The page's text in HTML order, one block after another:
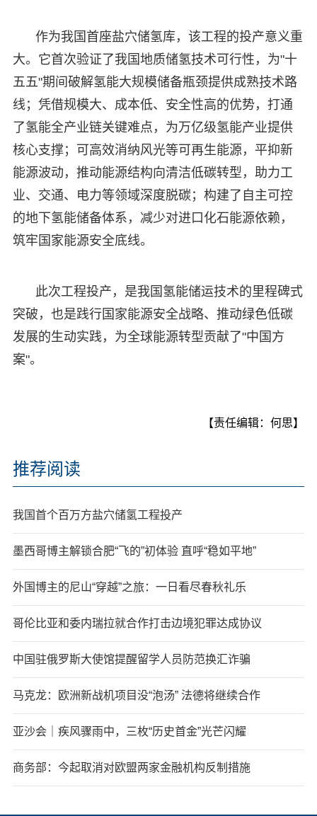
作为我国首座盐穴储氢库，该工程的投产意义重
大。它首次验证了我国地质储氢技术可行性，为"十
五五"期间破解氢能大规模储备瓶颈提供成熟技术路
线；凭借规模大、成本低、安全性高的优势，打通
了氢能全产业链关键难点，为万亿级氢能产业提供
核心支撑；可高效消纳风光等可再生能源，平抑新
能源波动，推动能源结构向清洁低碳转型，助力工
业、交通、电力等领域深度脱碳；构建了自主可控
的地下氢能储备体系，减少对进口化石能源依赖，
筑牢国家能源安全底线。
此次工程投产，是我国氢能储运技术的里程碑式
突破，也是践行国家能源安全战略、推动绿色低碳
发展的生动实践，为全球能源转型贡献了"中国方
案"。
【责任编辑：何思】
推荐阅读
我国首个百万方盐穴储氢工程投产
墨西哥博主解锁合肥“飞的”初体验 直呼“稳如平地”
外国博主的尼山“穿越”之旅：一日看尽春秋礼乐
哥伦比亚和委内瑞拉就合作打击边境犯罪达成协议
中国驻俄罗斯大使馆提醒留学人员防范换汇诈骗
马克龙：欧洲新战机项目没“泡汤” 法德将继续合作
亚沙会｜疾风骤雨中，三枚“历史首金”光芒闪耀
商务部：今起取消对欧盟两家金融机构反制措施